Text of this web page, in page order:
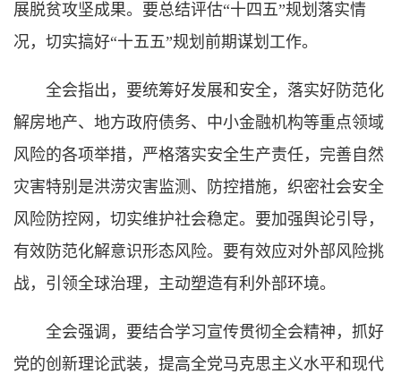
展脱贫攻坚成果。要总结评估“十四五”规划落实情
况，切实搞好“十五五”规划前期谋划工作。
全会指出，要统筹好发展和安全，落实好防范化
解房地产、地方政府债务、中小金融机构等重点领域
风险的各项举措，严格落实安全生产责任，完善自然
灾害特别是洪涝灾害监测、防控措施，织密社会安全
风险防控网，切实维护社会稳定。要加强舆论引导，
有效防范化解意识形态风险。要有效应对外部风险挑
战，引领全球治理，主动塑造有利外部环境。
全会强调，要结合学习宣传贯彻全会精神，抓好
党的创新理论武装，提高全党马克思主义水平和现代